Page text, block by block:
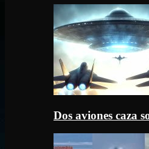
Dos aviones caza